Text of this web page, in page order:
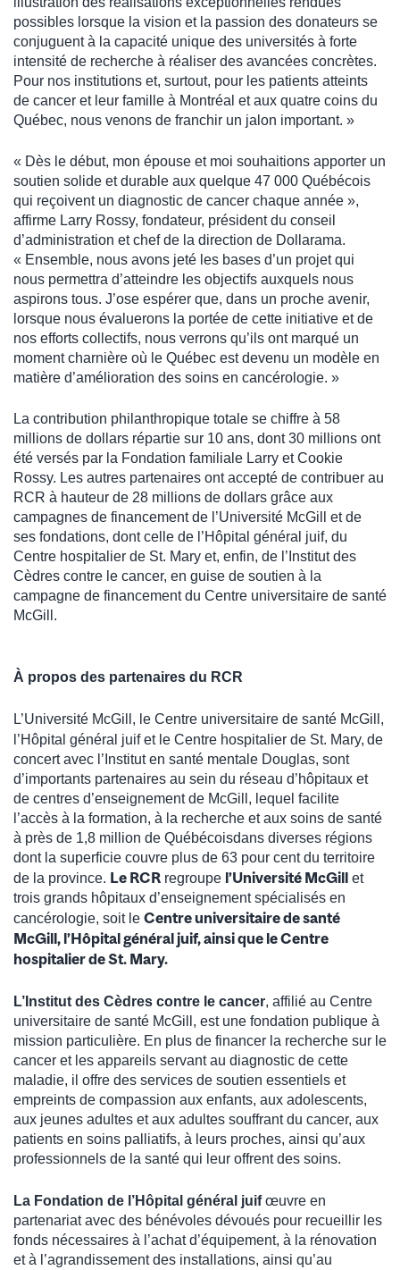
possibles lorsque la vision et la passion des donateurs se
conjuguent à la capacité unique des universités à forte
intensité de recherche à réaliser des avancées concrètes.
Pour nos institutions et, surtout, pour les patients atteints
de cancer et leur famille à Montréal et aux quatre coins du
Québec, nous venons de franchir un jalon important. »
« Dès le début, mon épouse et moi souhaitions apporter un
soutien solide et durable aux quelque 47 000 Québécois
qui reçoivent un diagnostic de cancer chaque année »,
affirme Larry Rossy, fondateur, président du conseil
d’administration et chef de la direction de Dollarama.
« Ensemble, nous avons jeté les bases d’un projet qui
nous permettra d’atteindre les objectifs auxquels nous
aspirons tous. J’ose espérer que, dans un proche avenir,
lorsque nous évaluerons la portée de cette initiative et de
nos efforts collectifs, nous verrons qu’ils ont marqué un
moment charnière où le Québec est devenu un modèle en
matière d’amélioration des soins en cancérologie. »
La contribution philanthropique totale se chiffre à 58
millions de dollars répartie sur 10 ans, dont 30 millions ont
été versés par la Fondation familiale Larry et Cookie
Rossy. Les autres partenaires ont accepté de contribuer au
RCR à hauteur de 28 millions de dollars grâce aux
campagnes de financement de l’Université McGill et de
ses fondations, dont celle de l’Hôpital général juif, du
Centre hospitalier de St. Mary et, enfin, de l’Institut des
Cèdres contre le cancer, en guise de soutien à la
campagne de financement du Centre universitaire de santé
McGill.
À propos des partenaires du RCR
L’Université McGill, le Centre universitaire de santé McGill,
l’Hôpital général juif et le Centre hospitalier de St. Mary, de
concert avec l’Institut en santé mentale Douglas, sont
d’importants partenaires au sein du réseau d’hôpitaux et
de centres d’enseignement de McGill, lequel facilite
l’accès à la formation, à la recherche et aux soins de santé
à près de 1,8 million de Québécoisdans diverses régions
dont la superficie couvre plus de 63 pour cent du territoire
de la province. Le RCR regroupe l’Université McGill et
trois grands hôpitaux d’enseignement spécialisés en
cancérologie, soit le Centre universitaire de santé
McGill, l’Hôpital général juif, ainsi que le Centre
hospitalier de St. Mary.
L’Institut des Cèdres contre le cancer, affilié au Centre
universitaire de santé McGill, est une fondation publique à
mission particulière. En plus de financer la recherche sur le
cancer et les appareils servant au diagnostic de cette
maladie, il offre des services de soutien essentiels et
empreints de compassion aux enfants, aux adolescents,
aux jeunes adultes et aux adultes souffrant du cancer, aux
patients en soins palliatifs, à leurs proches, ainsi qu’aux
professionnels de la santé qui leur offrent des soins.
La Fondation de l’Hôpital général juifœuvre en
partenariat avec des bénévoles dévoués pour recueillir les
fonds nécessaires à l’achat d’équipement, à la rénovation
et à l’agrandissement des installations, ainsi qu’au